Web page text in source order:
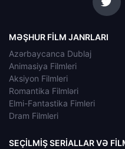
MƏŞHUR FILM JANRLARI
Azərbaycanca Dublaj
Animasiya Filmleri
Aksiyon Filmleri
Romantika Filmləri
Elmi-Fantastika Fimleri
Dram Filmleri
SEÇILMIŞ SERIALLAR VƏ